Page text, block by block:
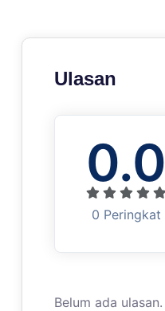
Ulasan
0.0
0 Peringkat
Belum ada ulasan.